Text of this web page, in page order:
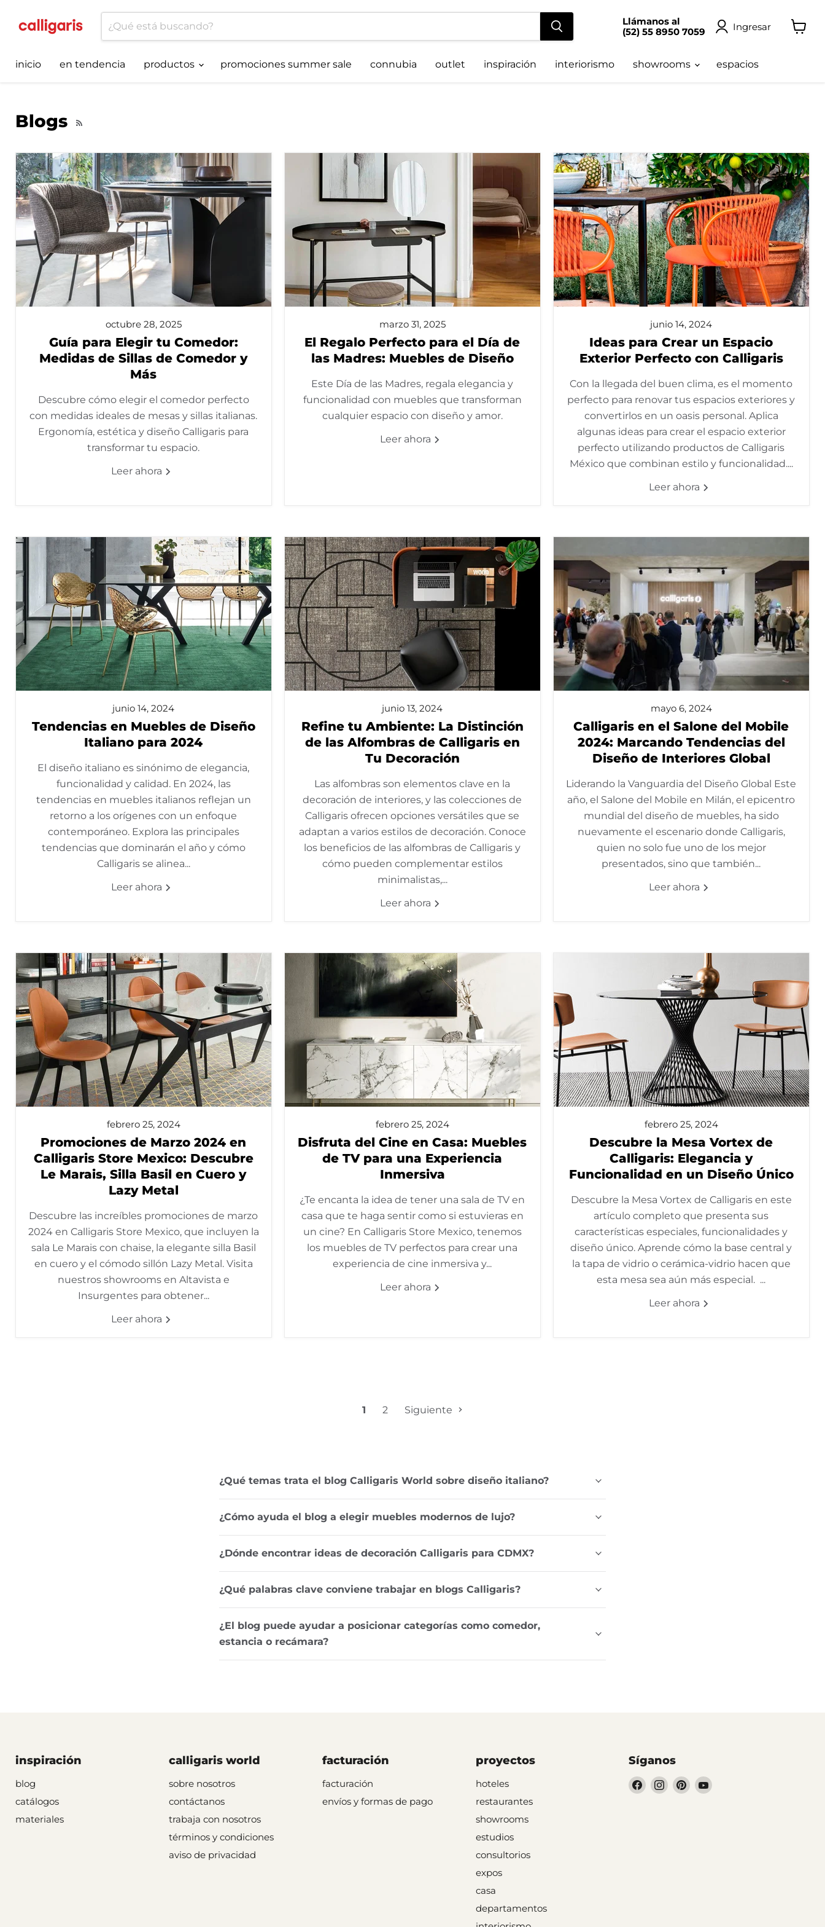
Llámanos al
(52) 55 8950 7059
Ingresar
inicio
en tendencia productos promociones summer sale connubia outlet inspiración interiorismo showrooms espacios
Blogs
octubre 28, 2025
Guía para Elegir tu Comedor:
Medidas de Sillas de Comedor y
Más
Descubre cómo elegir el comedor perfecto
con medidas ideales de mesas y sillas italianas.
Ergonomía, estética y diseño Calligaris para
transformar tu espacio.
Leer ahora
marzo 31, 2025
El Regalo Perfecto para el Día de
las Madres: Muebles de Diseño
Este Día de las Madres, regala elegancia y
funcionalidad con muebles que transforman
cualquier espacio con diseño y amor.
Leer ahora
junio 14, 2024
Ideas para Crear un Espacio
Exterior Perfecto con Calligaris
Con la llegada del buen clima, es el momento
perfecto para renovar tus espacios exteriores y
convertirlos en un oasis personal. Aplica
algunas ideas para crear el espacio exterior
perfecto utilizando productos de Calligaris
México que combinan estilo y funcionalidad....
Leer ahora
junio 14, 2024
Tendencias en Muebles de Diseño
Italiano para 2024
El diseño italiano es sinónimo de elegancia,
funcionalidad y calidad. En 2024, las
tendencias en muebles italianos reflejan un
retorno a los orígenes con un enfoque
contemporáneo. Explora las principales
tendencias que dominarán el año y cómo
Calligaris se alinea...
Leer ahora
junio 13, 2024
Refine tu Ambiente: La Distinción
de las Alfombras de Calligaris en
Tu Decoración
Las alfombras son elementos clave en la
decoración de interiores, y las colecciones de
Calligaris ofrecen opciones versátiles que se
adaptan a varios estilos de decoración. Conoce
los beneficios de las alfombras de Calligaris y
cómo pueden complementar estilos
minimalistas,...
Leer ahora
mayo 6, 2024
Calligaris en el Salone del Mobile
2024: Marcando Tendencias del
Diseño de Interiores Global
Liderando la Vanguardia del Diseño Global Este
año, el Salone del Mobile en Milán, el epicentro
mundial del diseño de muebles, ha sido
nuevamente el escenario donde Calligaris,
quien no solo fue uno de los mejor
presentados, sino que también...
Leer ahora
febrero 25, 2024
Promociones de Marzo 2024 en
Calligaris Store Mexico: Descubre
Le Marais, Silla Basil en Cuero y
Lazy Metal
Descubre las increíbles promociones de marzo
2024 en Calligaris Store Mexico, que incluyen la
sala Le Marais con chaise, la elegante silla Basil
en cuero y el cómodo sillón Lazy Metal. Visita
nuestros showrooms en Altavista e
Insurgentes para obtener...
Leer ahora
febrero 25, 2024
Disfruta del Cine en Casa: Muebles
de TV para una Experiencia
Inmersiva
¿Te encanta la idea de tener una sala de TV en
casa que te haga sentir como si estuvieras en
un cine? En Calligaris Store Mexico, tenemos
los muebles de TV perfectos para crear una
experiencia de cine inmersiva y...
Leer ahora
febrero 25, 2024
Descubre la Mesa Vortex de
Calligaris: Elegancia y
Funcionalidad en un Diseño Único
Descubre la Mesa Vortex de Calligaris en este
artículo completo que presenta sus
características especiales, funcionalidades y
diseño único. Aprende cómo la base central y
la tapa de vidrio o cerámica-vidrio hacen que
esta mesa sea aún más especial. ...
Leer ahora
1 2 Siguiente
¿Qué temas trata el blog Calligaris World sobre diseño italiano?
¿Cómo ayuda el blog a elegir muebles modernos de lujo?
¿Dónde encontrar ideas de decoración Calligaris para CDMX?
¿Qué palabras clave conviene trabajar en blogs Calligaris?
¿El blog puede ayudar a posicionar categorías como comedor,
estancia o recámara?
inspiración
blog
catálogos
materiales
calligaris world
sobre nosotros
contáctanos
trabaja con nosotros
términos y condiciones
aviso de privacidad
facturación
facturación
envíos y formas de pago
proyectos
hoteles
restaurantes
showrooms
estudios
consultorios
expos
casa
departamentos
Síganos
Encuéntrenos
Encuéntrenos
Encuéntrenos
Encuéntrenos